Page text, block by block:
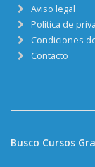
Aviso legal
Política de
Condiciones
Contacto
Busco Cursos